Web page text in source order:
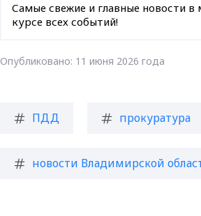
Самые свежие и главные новости в
курсе всех событий!
Опубликовано: 11 июня 2026 года
ПДД прокуратура
новости Владимирской